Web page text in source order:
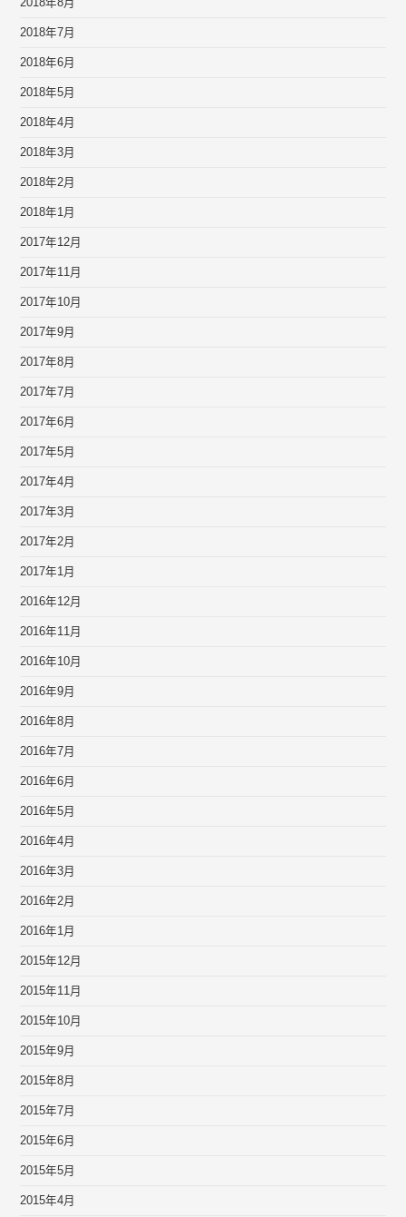
2018年8月
2018年7月
2018年6月
2018年5月
2018年4月
2018年3月
2018年2月
2018年1月
2017年12月
2017年11月
2017年10月
2017年9月
2017年8月
2017年7月
2017年6月
2017年5月
2017年4月
2017年3月
2017年2月
2017年1月
2016年12月
2016年11月
2016年10月
2016年9月
2016年8月
2016年7月
2016年6月
2016年5月
2016年4月
2016年3月
2016年2月
2016年1月
2015年12月
2015年11月
2015年10月
2015年9月
2015年8月
2015年7月
2015年6月
2015年5月
2015年4月